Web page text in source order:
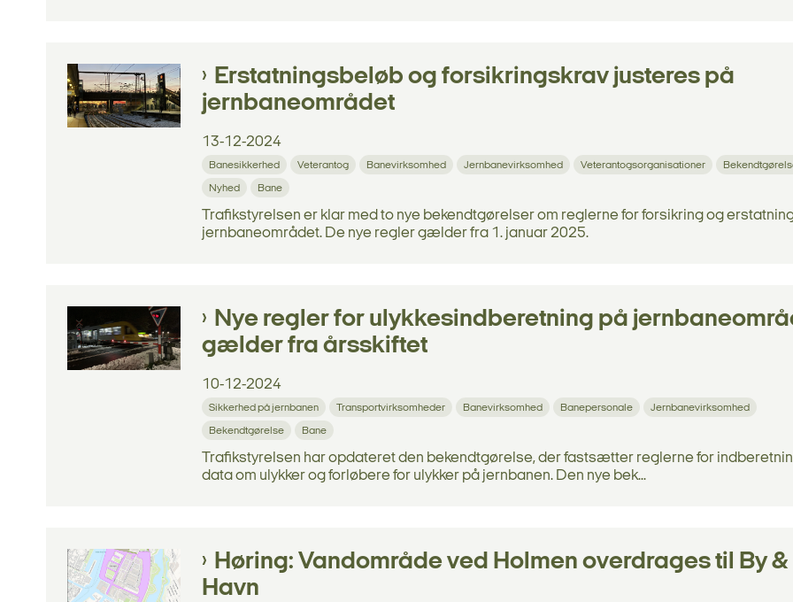
Erstatningsbeløb og forsikringskrav justeres på
jernbaneområdet
13-12-2024
Banesikkerhed Veterantog Banevirksomhed Jernbanevirksomhed Veterantogsorganisationer
Nyhed Bane
Trafikstyrelsen er klar med to nye bekendtgørelser om reglerne for forsikring og
jernbaneområdet. De nye regler gælder fra 1. januar 2025.
Nye regler for ulykkesindberetning på
gælder fra årsskiftet
10-12-2024
Sikkerhed på jernbanen Transportvirksomheder Banevirksomhed Banepersonale Jernbanevirksomhed
Bekendtgørelse Bane
Trafikstyrelsen har opdateret den bekendtgørelse, der fastsætter reglerne for
data om ulykker og forløbere for ulykker på jernbanen. Den nye bek...
Høring: Vandområde ved Holmen overdrages til By &
Havn